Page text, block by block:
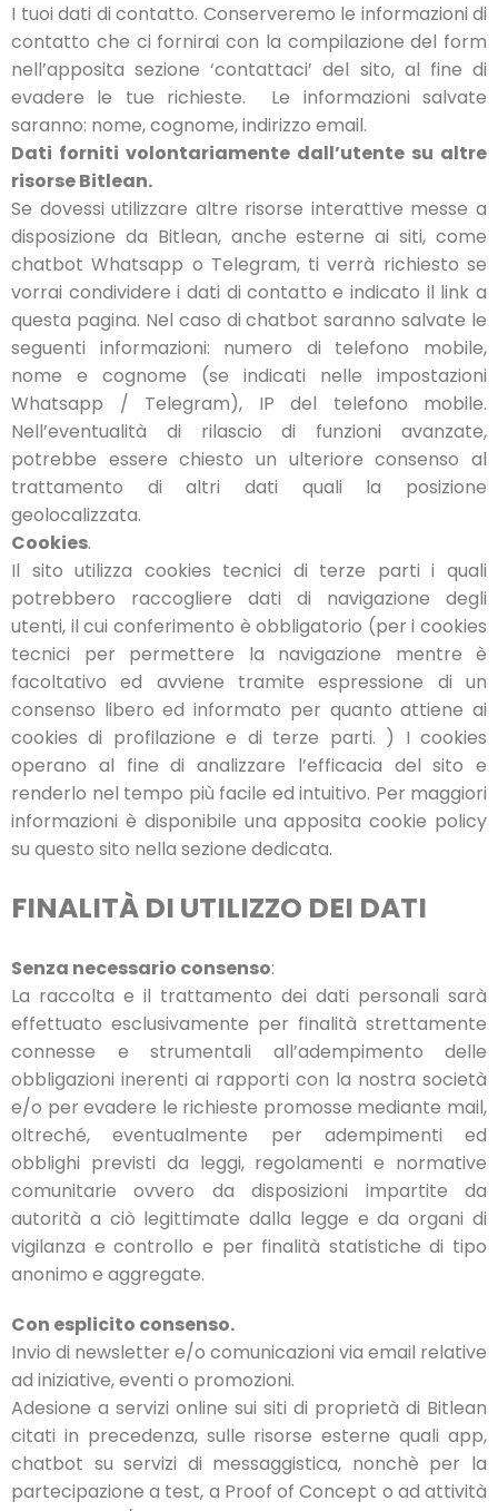
I tuoi dati di contatto. Conserveremo le informazioni di
contatto che ci fornirai con la compilazione del form
nell’apposita sezione ‘contattaci’ del sito, al fine di
evadere le tue richieste. Le informazioni salvate
saranno: nome, cognome, indirizzo email.
Dati forniti volontariamente dall’utente su altre
risorse Bitlean.
Se dovessi utilizzare altre risorse interattive messe a
disposizione da Bitlean, anche esterne ai siti, come
chatbot Whatsapp o Telegram, ti verrà richiesto se
vorrai condividere i dati di contatto e indicato il link a
questa pagina. Nel caso di chatbot saranno salvate le
seguenti informazioni: numero di telefono mobile,
nome e cognome (se indicati nelle impostazioni
Whatsapp / Telegram), IP del telefono mobile.
Nell’eventualità di rilascio di funzioni avanzate,
potrebbe essere chiesto un ulteriore consenso al
trattamento di altri dati quali la posizione
geolocalizzata.
Cookies.
Il sito utilizza cookies tecnici di terze parti i quali
potrebbero raccogliere dati di navigazione degli
utenti, il cui conferimento è obbligatorio (per i cookies
tecnici per permettere la navigazione mentre è
facoltativo ed avviene tramite espressione di un
consenso libero ed informato per quanto attiene ai
cookies di profilazione e di terze parti. ) I cookies
operano al fine di analizzare l’efficacia del sito e
renderlo nel tempo più facile ed intuitivo. Per maggiori
informazioni è disponibile una apposita cookie policy
su questo sito nella sezione dedicata.
FINALITÀ DI UTILIZZO DEI DATI
Senza necessario consenso:
La raccolta e il trattamento dei dati personali sarà
effettuato esclusivamente per finalità strettamente
connesse e strumentali all’adempimento delle
obbligazioni inerenti ai rapporti con la nostra società
e/o per evadere le richieste promosse mediante mail,
oltreché, eventualmente per adempimenti ed
obblighi previsti da leggi, regolamenti e normative
comunitarie ovvero da disposizioni impartite da
autorità a ciò legittimate dalla legge e da organi di
vigilanza e controllo e per finalità statistiche di tipo
anonimo e aggregate.
Con esplicito consenso.
Invio di newsletter e/o comunicazioni via email relative
ad iniziative, eventi o promozioni.
Adesione a servizi online sui siti di proprietà di Bitlean
citati in precedenza, sulle risorse esterne quali app,
chatbot su servizi di messaggistica, nonchè per la
partecipazione a test, a Proof of Concept o ad attività